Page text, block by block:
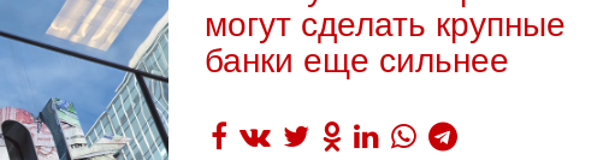
могут сделать крупные
банки еще сильнее